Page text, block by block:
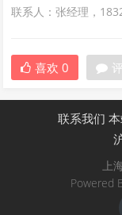
联系人：张经理，
喜欢 0
联系我们
上
Powered